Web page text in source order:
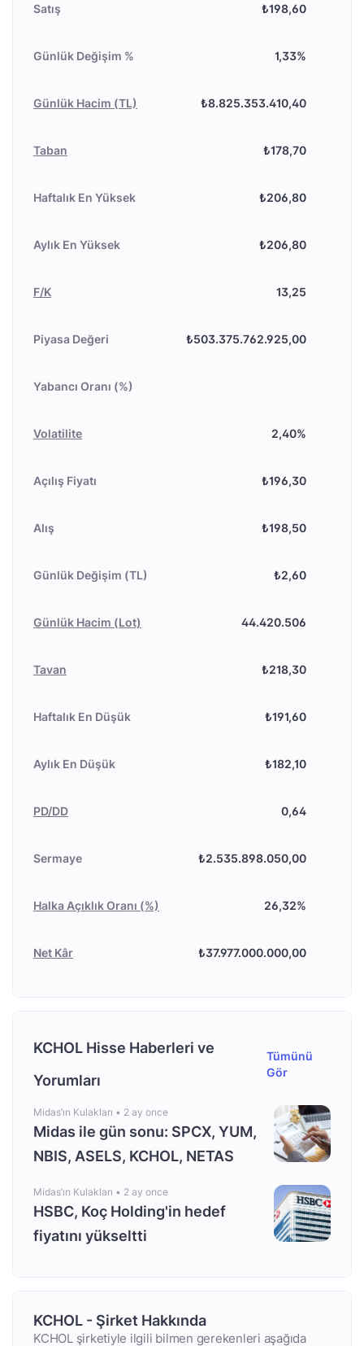
Satış ₺198,60
Günlük Değişim % 1,33%
Günlük Hacim (TL) ₺8.825.353.410,40
Taban ₺178,70
Haftalık En Yüksek ₺206,80
Aylık En Yüksek ₺206,80
F/K 13,25
Piyasa Değeri ₺503.375.762.925,00
Yabancı Oranı (%)
Volatilite 2,40%
Açılış Fiyatı ₺196,30
Alış ₺198,50
Günlük Değişim (TL) ₺2,60
Günlük Hacim (Lot) 44.420.506
Tavan ₺218,30
Haftalık En Düşük ₺191,60
Aylık En Düşük ₺182,10
PD/DD 0,64
Sermaye ₺2.535.898.050,00
Halka Açıklık Oranı (%) 26,32%
Net Kâr ₺37.977.000.000,00
KCHOL Hisse Haberleri ve
Yorumları
Tümünü
Gör
Midas’ın Kulakları • 2 ay once
Midas ile gün sonu: SPCX, YUM,
NBIS, ASELS, KCHOL, NETAS
Midas’ın Kulakları • 2 ay once
HSBC, Koç Holding'in hedef
fiyatını yükseltti
KCHOL - Şirket Hakkında
KCHOL şirketiyle ilgili bilmen gerekenleri aşağıda